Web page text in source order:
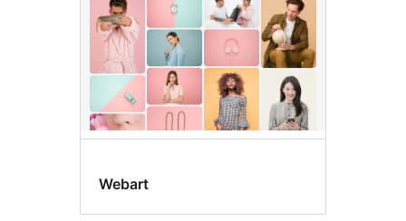
Webart